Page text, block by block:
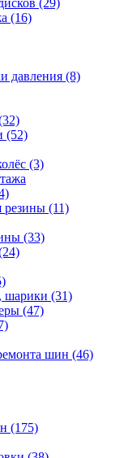
(29)
(16)
давления (8)
(52)
(3)
резины (11)
(33)
шарики (31)
(47)
шин (46)
(175)